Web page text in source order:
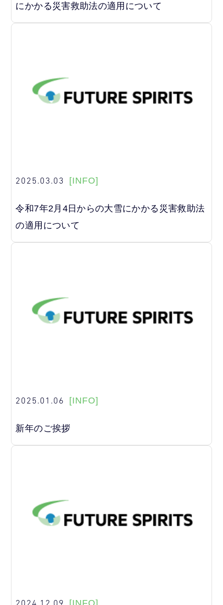
にかかる災害救助法の適用について
2025.03.03 [INFO]
令和7年2月4日からの大雪にかかる災害救助法
の適用について
2025.01.06 [INFO]
新年のご挨拶